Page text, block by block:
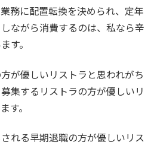
務に配置転換を決められ、定年
ながら消費するのは、私なら辛
す。
が優しいリストラと思われがち
集するリストラの方が優しいリ
す。
れる早期退職の方が優しいリス